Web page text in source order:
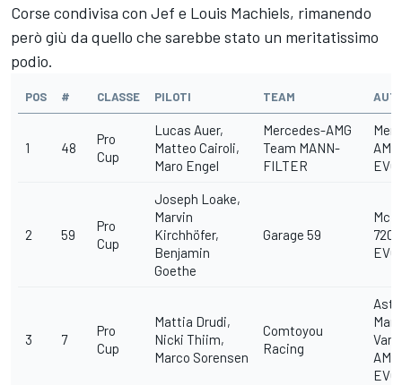
Corse condivisa con Jef e Louis Machiels, rimanendo
però giù da quello che sarebbe stato un meritatissimo
podio.
POS # CLASSE PILOTI TEAM
1 48
Pro
Cup
Lucas Auer,
Matteo Cairoli,
Maro Engel
Mercedes-AMG
Team MANN-
FILTER
EVO
2 59
Pro
Cup
Joseph Loake,
Marvin
Kirchhöfer,
Benjamin
Goethe
Garage 59
EVO
3 7
Pro
Cup
Mattia Drudi,
Nicki Thiim,
Marco Sorensen
Comtoyou
Racing
EVO